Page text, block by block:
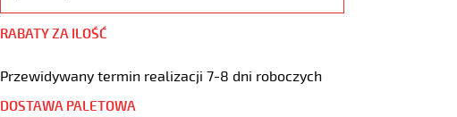
RABATY ZA ILOŚĆ
Przewidywany termin realizacji 7-8 dni roboczych
DOSTAWA PALETOWA